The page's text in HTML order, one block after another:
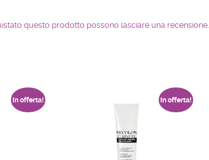
questo prodotto possono lasciare una recensione.
In offerta! In offerta!